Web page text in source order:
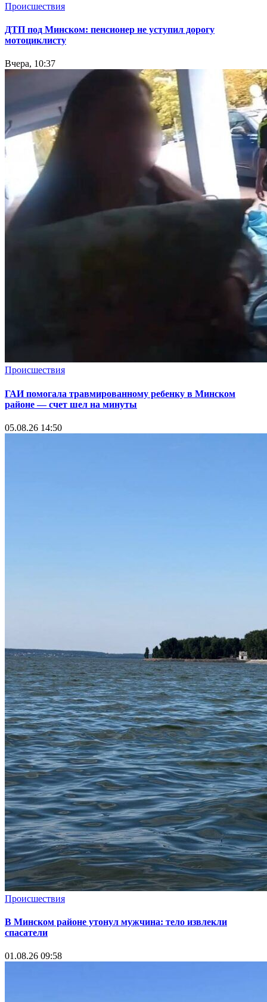
Происшествия
ДТП под Минском: пенсионер не уступил дорогу
мотоциклисту
Вчера, 10:37
Происшествия
ГАИ помогала травмированному ребенку в Минском
районе — счет шел на минуты
05.08.26 14:50
Происшествия
В Минском районе утонул мужчина: тело извлекли
спасатели
01.08.26 09:58